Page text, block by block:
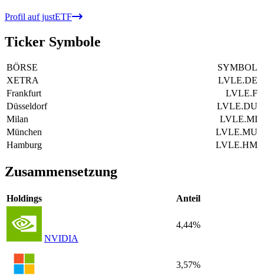
Profil auf justETF
Ticker Symbole
BÖRSE
SYMBOL
XETRA
LVLE.DE
Frankfurt
LVLE.F
Düsseldorf
LVLE.DU
Milan
LVLE.MI
München
LVLE.MU
Hamburg
LVLE.HM
Zusammensetzung
Holdings Anteil
NVIDIA
4,44%
3,57%